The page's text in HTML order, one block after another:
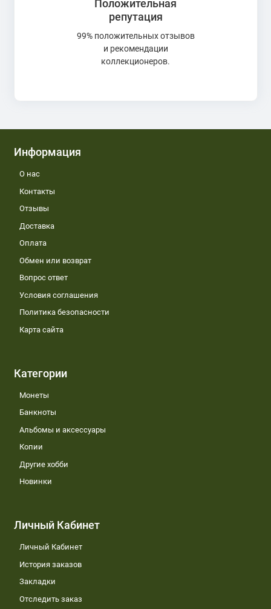
Положительная
репутация
99% положительных отзывов
и рекомендации
коллекционеров.
Информация
О нас
Контакты
Отзывы
Доставка
Оплата
Обмен или возврат
Вопрос ответ
Условия соглашения
Политика безопасности
Карта сайта
Категории
Монеты
Банкноты
Альбомы и аксессуары
Копии
Другие хобби
Новинки
Личный Кабинет
Личный Кабинет
История заказов
Закладки
Отследить заказ